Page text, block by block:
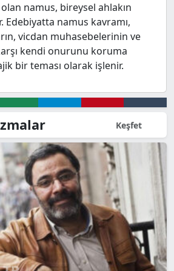
namus, bireysel ahlakın
namus kavramı,
vicdan muhasebelerinin ve
kendi onurunu koruma
bir teması olarak işlenir.
Keşfet